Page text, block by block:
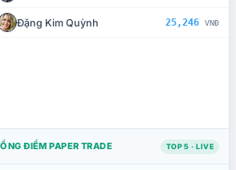
Đặng Kim Quỳnh 25,246 VNĐ
ĐIỂM PAPER TRADE TOP 5 · LIVE